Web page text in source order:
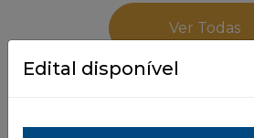
Ver Todas
Edital disponível